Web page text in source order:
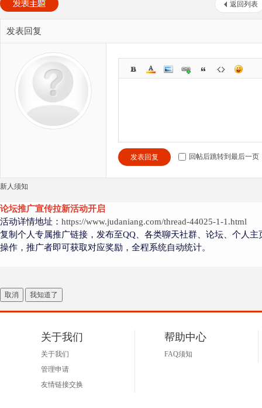
返回列表
发表回复
发表回复 回帖后跳转到最后一页
新人须知
论坛推广宣传拉新活动开启
活动详情地址： https://www.judaniang.com/thread-44025-1-1.html
复制个人专属推广链接，发布至QQ、各类聊天社群、论坛、个人
操作，推广者即可获取对应奖励，全程系统自动统计。
取消 我知道了
关于我们
关于我们
管理申请
友情链接交换
帮助中心
FAQ须知